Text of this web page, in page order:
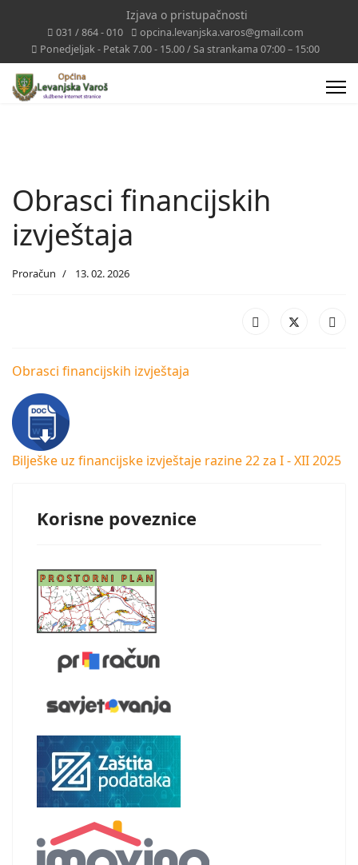
Izjava o pristupačnosti
031 / 864 - 010
opcina.levanjska.varos@gmail.com
Ponedjeljak - Petak 7.00 - 15.00 / Sa strankama 07:00 – 15:00
Obrasci financijskih
izvještaja
Proračun 13. 02. 2026
Obrasci financijskih izvještaja
Bilješke uz financijske izvještaje razine 22 za I - XII 2025
Korisne poveznice